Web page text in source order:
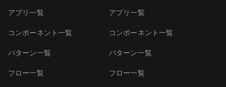
アプリ一覧
コンポーネント一覧
パターン一覧
フロー一覧
アプリ一覧
コンポーネント一覧
パターン一覧
フロー一覧